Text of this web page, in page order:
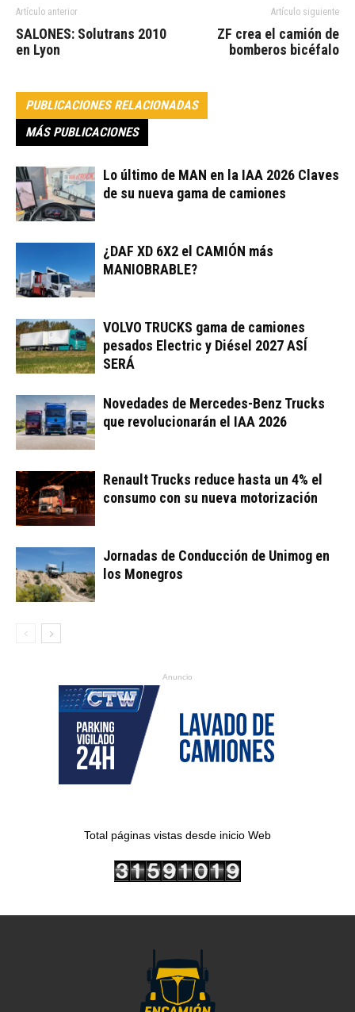
Artículo anterior
SALONES: Solutrans 2010
en Lyon
Artículo siguiente
ZF crea el camión de
bomberos bicéfalo
PUBLICACIONES RELACIONADAS
MÁS PUBLICACIONES
Lo último de MAN en la IAA 2026 Claves
de su nueva gama de camiones
¿DAF XD 6X2 el CAMIÓN más
MANIOBRABLE?
VOLVO TRUCKS gama de camiones
pesados Electric y Diésel 2027 ASÍ
SERÁ
Novedades de Mercedes-Benz Trucks
que revolucionarán el IAA 2026
Renault Trucks reduce hasta un 4% el
consumo con su nueva motorización
Jornadas de Conducción de Unimog en
los Monegros
Anuncio
Total páginas vistas desde inicio Web